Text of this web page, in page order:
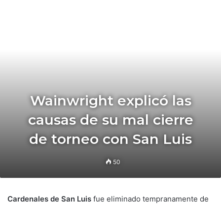
Wainwright explicó las
causas de su mal cierre
de torneo con San Luis
50
Cardenales de San Luis fue eliminado tempranamente de